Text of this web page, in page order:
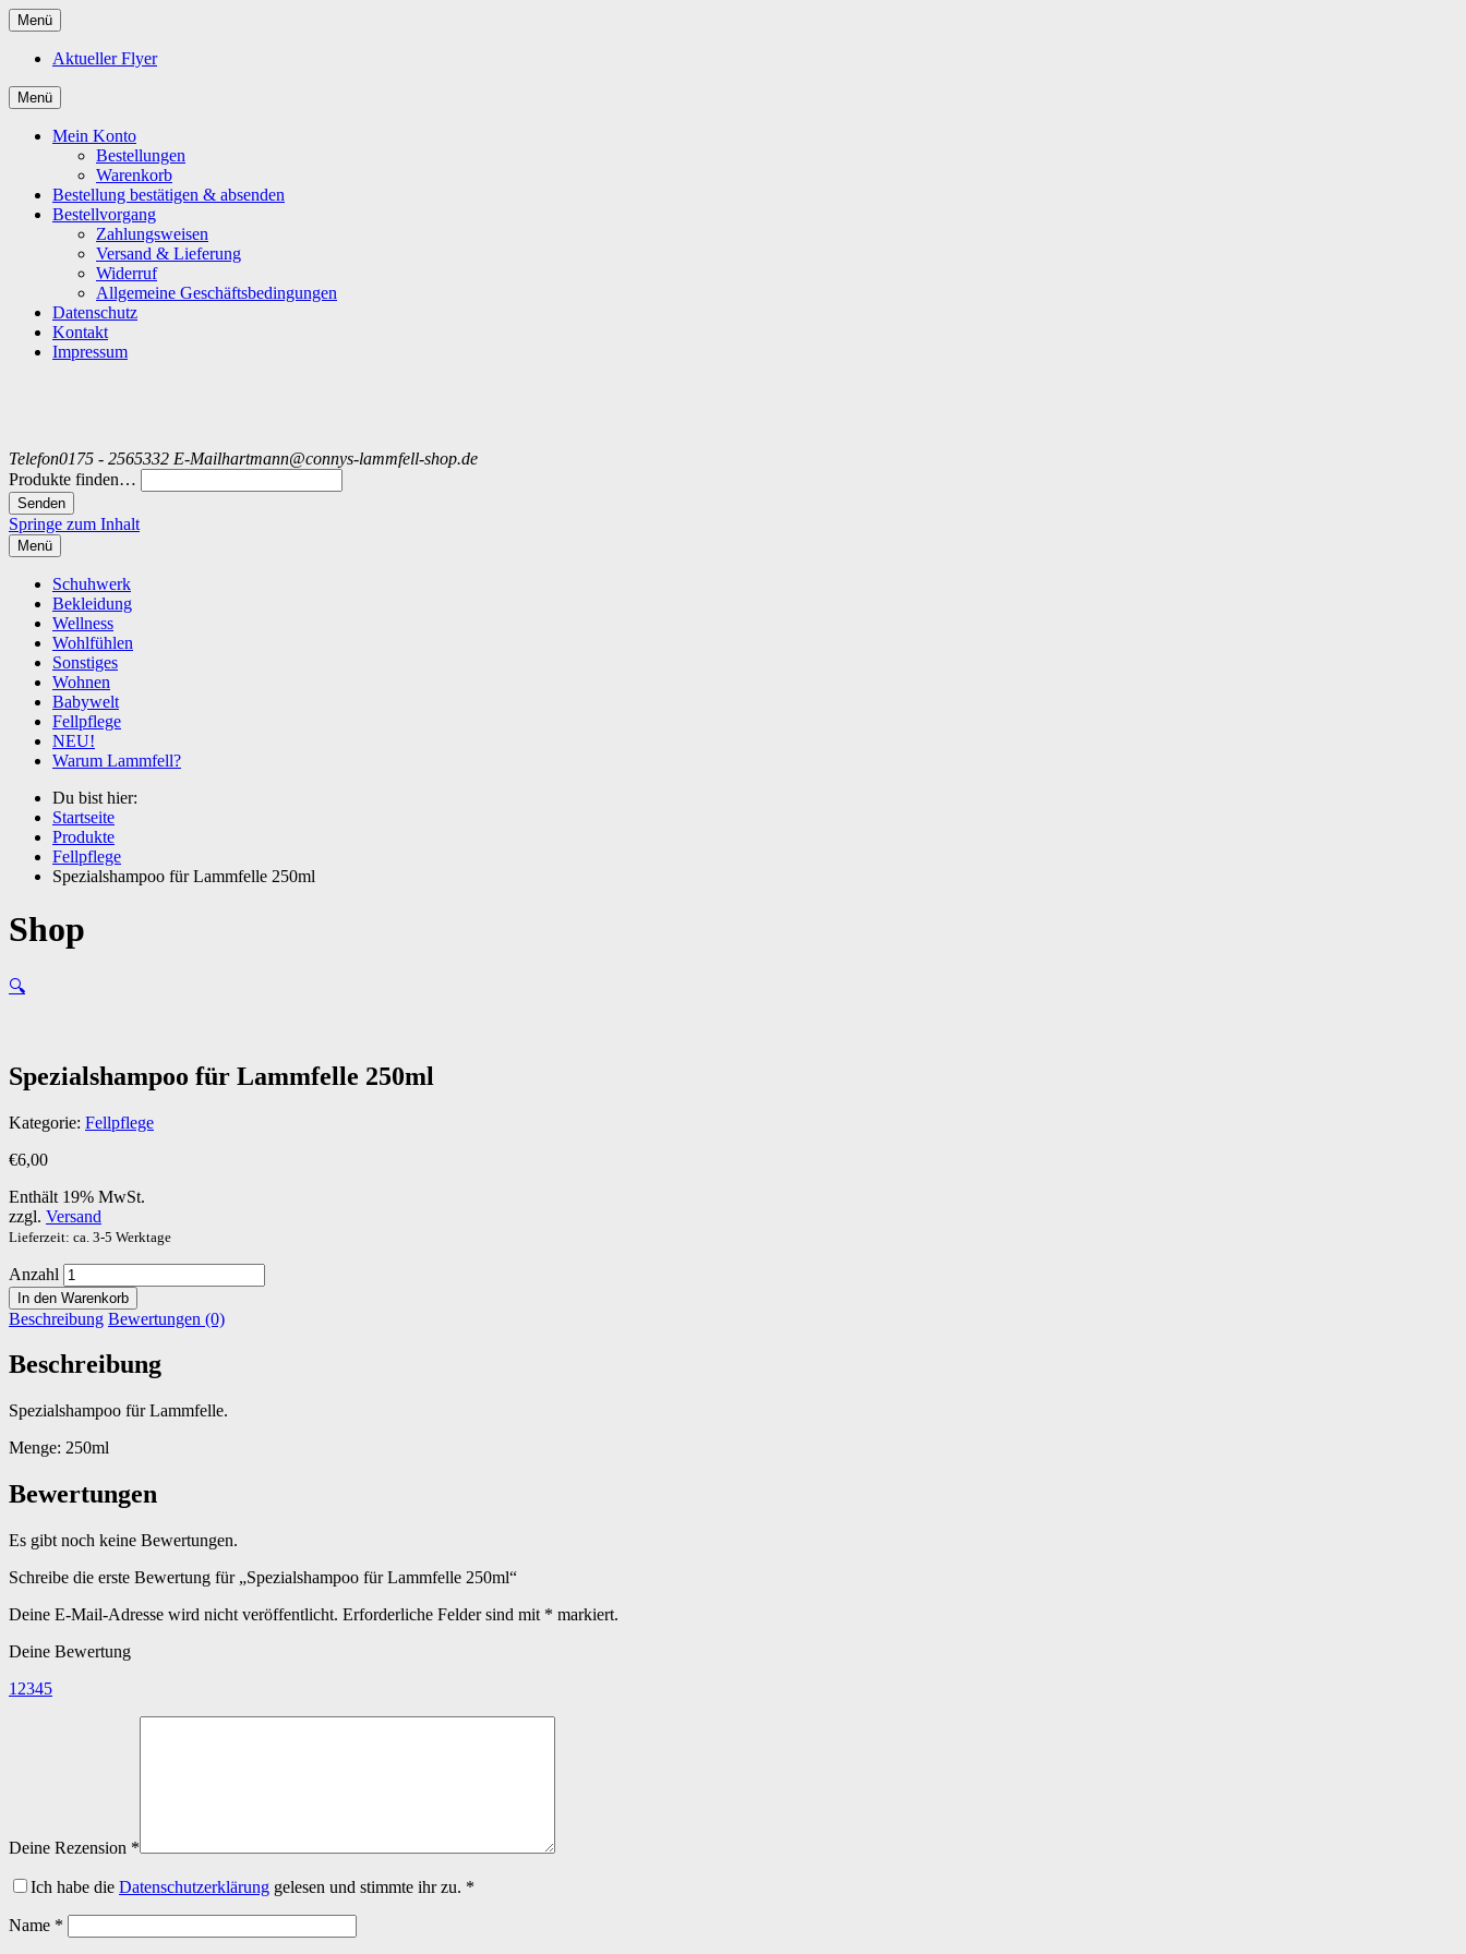
Menü
Aktueller Flyer
Menü
Mein Konto
Bestellungen
Warenkorb
Bestellung bestätigen & absenden
Bestellvorgang
Zahlungsweisen
Versand & Lieferung
Widerruf
Allgemeine Geschäftsbedingungen
Datenschutz
Kontakt
Impressum
Telefon0175 - 2565332 E-Mailhartmann@connys-lammfell-shop.de
Produkte finden…
Springe zum Inhalt
Menü
Schuhwerk
Bekleidung
Wellness
Wohlfühlen
Sonstiges
Wohnen
Babywelt
Fellpflege
NEU!
Warum Lammfell?
Du bist hier:
Startseite
Produkte
Fellpflege
Spezialshampoo für Lammfelle 250ml
Shop
🔍
Spezialshampoo für Lammfelle 250ml
Kategorie: Fellpflege
€6,00
Enthält 19% MwSt.
zzgl. Versand
Lieferzeit: ca. 3-5 Werktage
Anzahl
In den Warenkorb
Beschreibung Bewertungen (0)
Beschreibung
Spezialshampoo für Lammfelle.
Menge: 250ml
Bewertungen
Es gibt noch keine Bewertungen.
Schreibe die erste Bewertung für „Spezialshampoo für Lammfelle 250ml“
Deine E-Mail-Adresse wird nicht veröffentlicht. Erforderliche Felder sind mit * markiert.
Deine Bewertung
1 2345
Deine Rezension *
Ich habe die Datenschutzerklärung gelesen und stimmte ihr zu. *
Name *